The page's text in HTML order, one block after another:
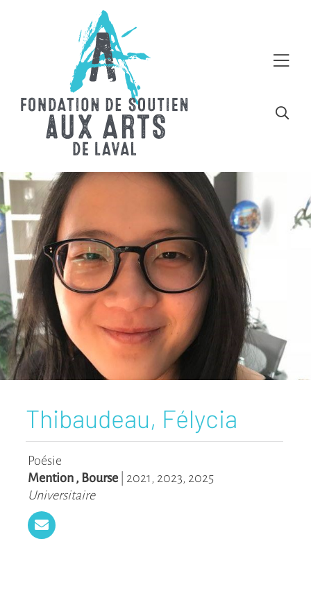
Thibaudeau, Félycia
Poésie
Mention , Bourse 2021 , 2023, 2025
Universitaire